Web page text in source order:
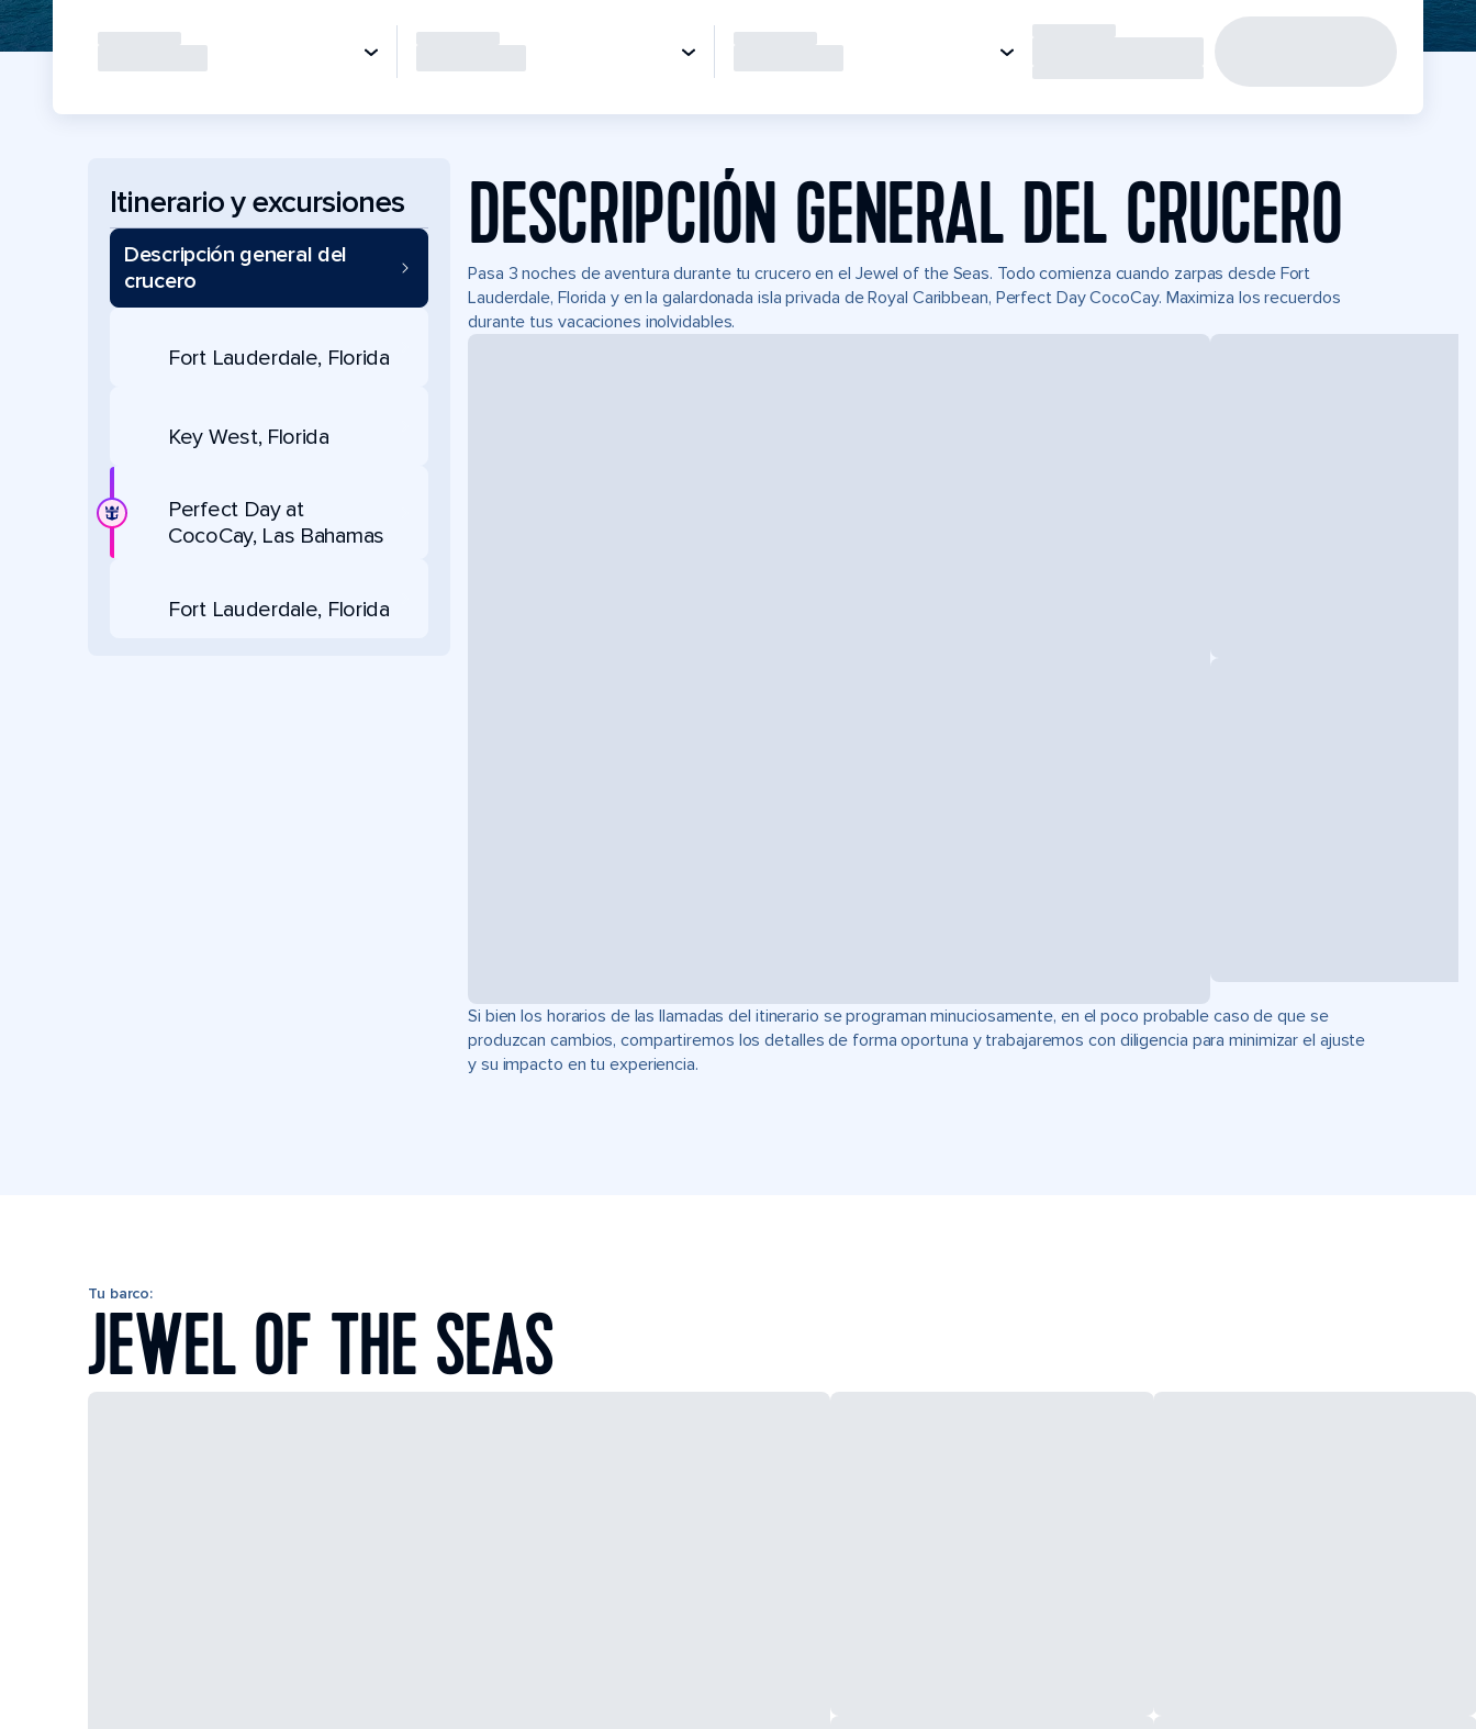
Itinerario y excursiones
Descripción general del
crucero
Fort Lauderdale, Florida
Key West, Florida
Perfect Day at
CocoCay, Las Bahamas
Fort Lauderdale, Florida
DESCRIPCIÓN GENERAL DEL CRUCERO
Pasa 3 noches de aventura durante tu crucero en el Jewel of the Seas. Todo comienza cuando zarpas desde Fort
Lauderdale, Florida y en la galardonada isla privada de Royal Caribbean, Perfect Day CocoCay. Maximiza los recuerdos
durante tus vacaciones inolvidables.
Si bien los horarios de las llamadas del itinerario se programan minuciosamente, en el poco probable caso de que se
produzcan cambios, compartiremos los detalles de forma oportuna y trabajaremos con diligencia para minimizar el ajuste
y su impacto en tu experiencia.
Tu barco:
JEWEL OF THE SEAS